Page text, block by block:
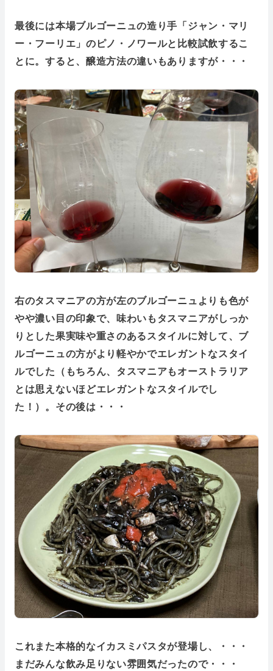
最後には本場ブルゴーニュの造り手「ジャン・マリ
ー・フーリエ」のピノ・ノワールと比較試飲するこ
とに。すると、醸造方法の違いもありますが・・・
右のタスマニアの方が左のブルゴーニュよりも色が
やや濃い目の印象で、味わいもタスマニアがしっか
りとした果実味や重さのあるスタイルに対して、ブ
ルゴーニュの方がより軽やかでエレガントなスタイ
ルでした（もちろん、タスマニアもオーストラリア
とは思えないほどエレガントなスタイルでし
た！）。その後は・・・
これまた本格的なイカスミパスタが登場し、・・・
まだみんな飲み足りない雰囲気だったので・・・